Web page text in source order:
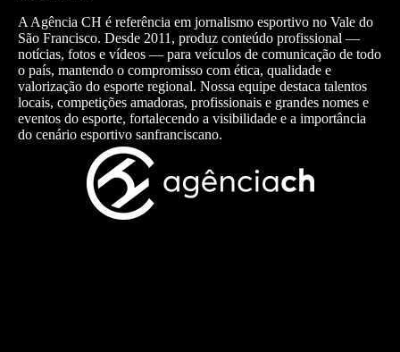
A Agência CH é referência em jornalismo esportivo no Vale do
São Francisco. Desde 2011, produz conteúdo profissional —
notícias, fotos e vídeos — para veículos de comunicação de todo
o país, mantendo o compromisso com ética, qualidade e
valorização do esporte regional. Nossa equipe destaca talentos
locais, competições amadoras, profissionais e grandes nomes e
eventos do esporte, fortalecendo a visibilidade e a importância
do cenário esportivo sanfranciscano.